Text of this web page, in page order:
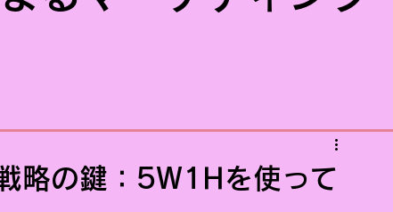
略の鍵：5W1Hを使って